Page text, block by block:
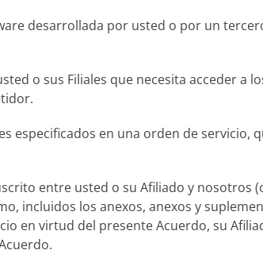
desarrollada por usted o por un
o sus Filiales que necesita acceder a
especificados en una orden de servicio,
entre usted o su Afiliado y
incluidos los anexos, anexos y
en virtud del presente Acuerdo, su